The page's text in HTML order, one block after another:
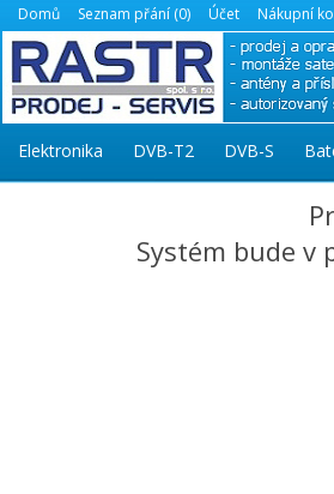
Domů Seznam přání (0) Účet Nákupní
Elektronika DVB-T2 DVB-S
Systém bude v